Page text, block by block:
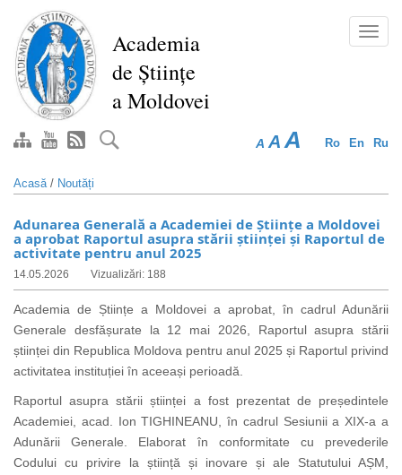
conţinutul
principal
Academia
de Științe
a Moldovei
Ro En Ru
A A A
Acasă/ Noutăți
Adunarea Generală a Academiei de Științe a Moldovei
a aprobat Raportul asupra stării științei și Raportul de
activitate pentru anul 2025
14.05.2026 Vizualizări: 188
Academia de Științe a Moldovei a aprobat, în cadrul Adunării
Generale desfășurate la 12 mai 2026, Raportul asupra stării
științei din Republica Moldova pentru anul 2025 și Raportul privind
activitatea instituției în aceeași perioadă.
Raportul asupra stării științei a fost prezentat de președintele
Academiei, acad. Ion TIGHINEANU, în cadrul Sesiunii a XIX-a a
Adunării Generale. Elaborat în conformitate cu prevederile
Codului cu privire la știință și inovare și ale Statutului AȘM,